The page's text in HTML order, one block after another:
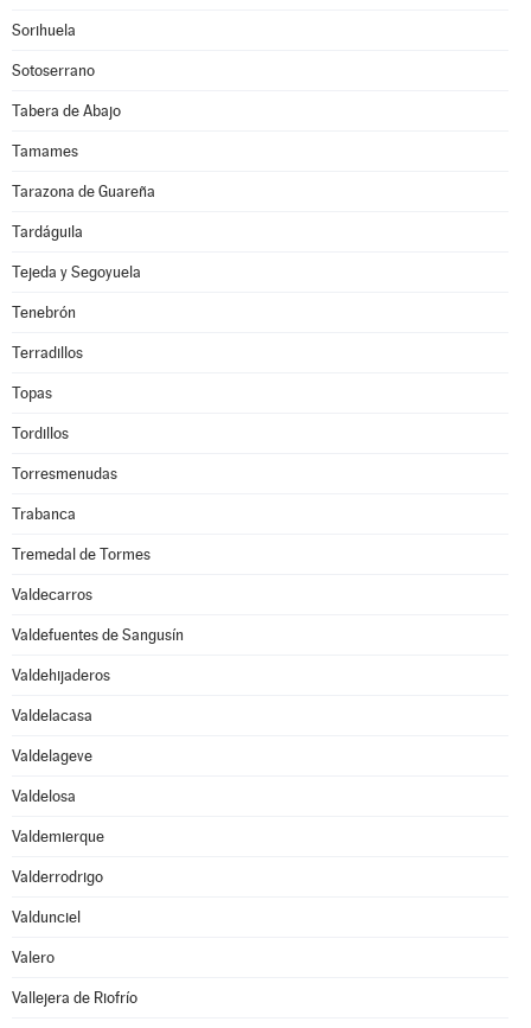
Sorihuela
Sotoserrano
Tabera de Abajo
Tamames
Tarazona de Guareña
Tardáguila
Tejeda y Segoyuela
Tenebrón
Terradillos
Topas
Tordillos
Torresmenudas
Trabanca
Tremedal de Tormes
Valdecarros
Valdefuentes de Sangusín
Valdehijaderos
Valdelacasa
Valdelageve
Valdelosa
Valdemierque
Valderrodrigo
Valdunciel
Valero
Vallejera de Riofrío